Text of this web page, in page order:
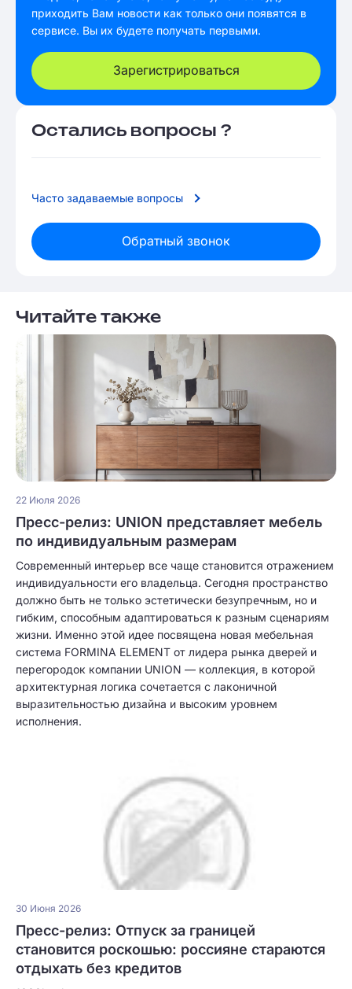
приходить Вам новости как только они появятся в
сервисе. Вы их будете получать первыми.
Зарегистрироваться
Остались вопросы ?
Часто задаваемые вопросы
Обратный звонок
Читайте также
22 Июля 2026
Пресс-релиз: UNION представляет мебель
по индивидуальным размерам
Современный интерьер все чаще становится отражением
индивидуальности его владельца. Сегодня пространство
должно быть не только эстетически безупречным, но и
гибким, способным адаптироваться к разным сценариям
жизни. Именно этой идее посвящена новая мебельная
система FORMINA ELEMENT от лидера рынка дверей и
перегородок компании UNION — коллекция, в которой
архитектурная логика сочетается с лаконичной
выразительностью дизайна и высоким уровнем
исполнения.
30 Июня 2026
Пресс-релиз: Отпуск за границей
становится роскошью: россияне стараются
отдыхать без кредитов